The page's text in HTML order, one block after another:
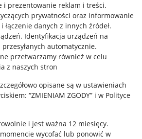
i prezentowanie reklam i treści.
prywatności oraz informowanie
łączenie danych z innych źródeł.
. Identyfikacja urządzeń na
automatycznie.
przetwarzamy również w celu
z naszych stron
opisane są w ustawieniach
“ZMIENIAM ZGODY” i w Polityce
i jest ważna 12 miesięcy.
wycofać lub ponowić w
Cyfrowych